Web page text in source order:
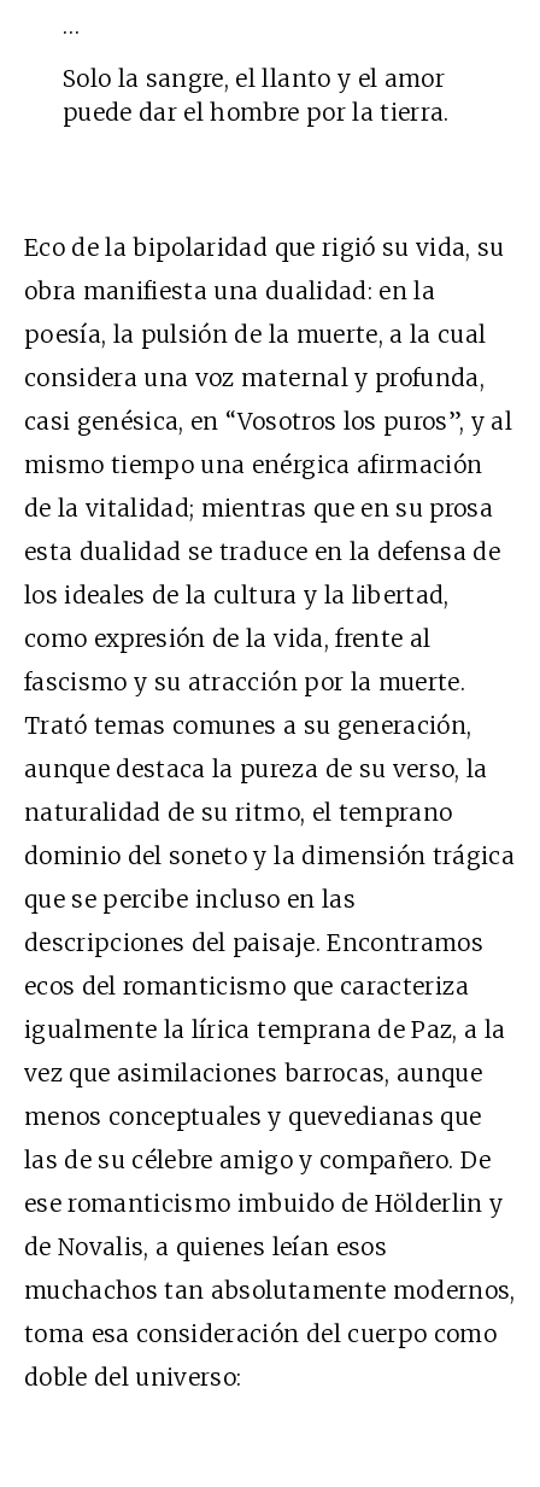
…
Solo la sangre, el llanto y el amor
puede dar el hombre por la tierra.
Eco de la bipolaridad que rigió su vida, su
obra manifiesta una dualidad: en la
poesía, la pulsión de la muerte, a la cual
considera una voz maternal y profunda,
casi genésica, en “Vosotros los puros”, y al
mismo tiempo una enérgica afirmación
de la vitalidad; mientras que en su prosa
esta dualidad se traduce en la defensa de
los ideales de la cultura y la libertad,
como expresión de la vida, frente al
fascismo y su atracción por la muerte.
Trató temas comunes a su generación,
aunque destaca la pureza de su verso, la
naturalidad de su ritmo, el temprano
dominio del soneto y la dimensión trágica
que se percibe incluso en las
descripciones del paisaje. Encontramos
ecos del romanticismo que caracteriza
igualmente la lírica temprana de Paz, a la
vez que asimilaciones barrocas, aunque
menos conceptuales y quevedianas que
las de su célebre amigo y compañero. De
ese romanticismo imbuido de Hölderlin y
de Novalis, a quienes leían esos
muchachos tan absolutamente modernos,
toma esa consideración del cuerpo como
doble del universo: